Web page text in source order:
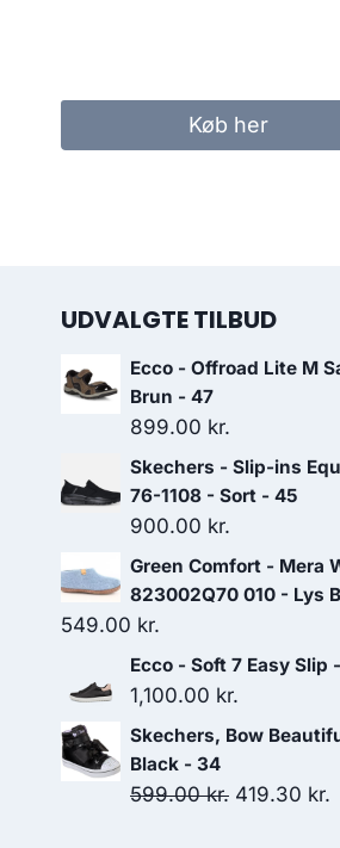
Køb her
UDVALGTE TILBUD
Ecco - Offroad Lite M
Brun - 47
899.00 kr.
Skechers - Slip-ins
76-1108 - Sort - 45
900.00 kr.
Green Comfort - Mera
823002Q70 010 - Lys
549.00 kr.
Ecco - Soft 7 Easy
1,100.00 kr.
Skechers, Bow
Black - 34
599.00kr. Den
419.30 kr.